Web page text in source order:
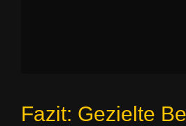
Fazit: Gezielte